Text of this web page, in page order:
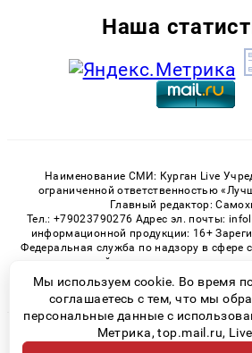
Наша
Наименование СМИ: Курган Live
ограниченной ответственностью
Главный редактор:
Тел.: +79023790276 Адрес эл. почты:
информационной продукции: 16+
Федеральная служба по надзору в сфере
технологий и массовых
Регистрационный номер СМИ ЭЛ № ФС 77
© 2026 «Kurgan-Live» | Все
Мы используем cookie. Во время
соглашаетесь с тем, что мы
персональные данные с
Метрика, top.mail.ru,